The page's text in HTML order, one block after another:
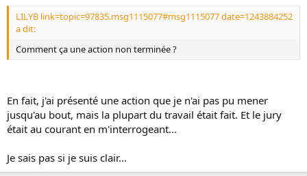
LILYB link=topic=97835.msg1115077#msg1115077 date=1243884252
a dit:
Comment ça une action non terminée ?
En fait, j'ai présenté une action que je n'ai pas pu mener
jusqu'au bout, mais la plupart du travail était fait. Et le jury
était au courant en m'interrogeant...
Je sais pas si je suis clair...